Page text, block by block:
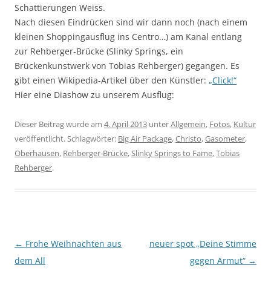
Schattierungen Weiss.
Nach diesen Eindrücken sind wir dann noch (nach einem
kleinen Shoppingausflug ins Centro…) am Kanal entlang
zur Rehberger-Brücke (Slinky Springs, ein
Brückenkunstwerk von Tobias Rehberger) gegangen. Es
gibt einen Wikipedia-Artikel über den Künstler: „Click!“
Hier eine Diashow zu unserem Ausflug:
Dieser Beitrag wurde am 4. April 2013 unterAllgemein, Fotos, Kultur
veröffentlicht. Schlagwörter: Big Air Package,Christo,Gasometer,
Oberhausen, Rehberger-Brücke,Slinky Springs to Fame,Tobias
Rehberger.
Beitragsnavigation
← Frohe Weihnachten aus
dem All
neuer spot „Deine Stimme
gegen Armut“ →